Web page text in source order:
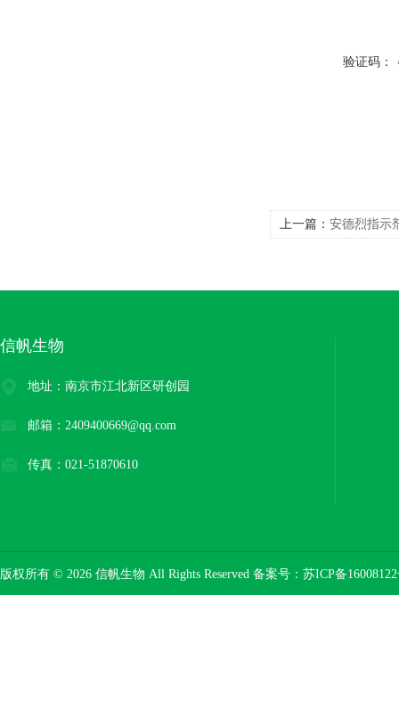
验证码：
上一篇： 安德烈指示
信帆生物
地址：南京市江北新区研创园
邮箱：2409400669@qq.com
传真：021-51870610
版权所有 © 2026 信帆生物 All Rights Reserved 备案号： 苏ICP备